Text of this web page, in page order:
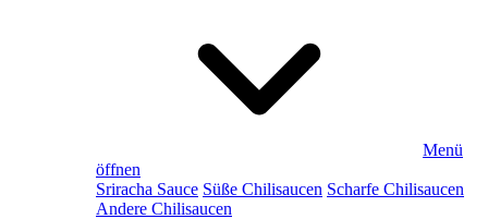
Menü
öffnen
Sriracha Sauce Süße Chilisaucen Scharfe Chilisaucen
Andere Chilisaucen